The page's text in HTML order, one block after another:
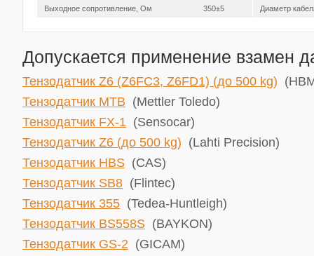
Выходное сопротивление, Ом 350±5 Диаметр
Допускается применение взамен
Тензодатчик Z6 (Z6FC3, Z6FD1) (до 500 kg)
Тензодатчик MTB (Mettler Toledo)
Тензодатчик FX-1 (Sensocar)
Тензодатчик Z6 (до 500 kg) (Lahti Precision)
Тензодатчик HBS (CAS)
Тензодатчик SB8 (Flintec)
Тензодатчик 355 (Tedea-Huntleigh)
Тензодатчик BS558S (BAYKON)
Тензодатчик GS-2 (GICAM)